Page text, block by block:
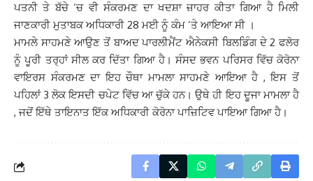
ਪਤਨੀ ਤੇ ਬੱਚੇ ‘ਚ ਵੀ ਸੰਕਰਮਣ ਦਾ ਖਦਸ਼ਾ ਜ਼ਾਹਰ ਕੀਤਾ ਗਿਆ ਹੈ ਮਿਲੀ
ਜਾਣਕਾਰੀ ਮੁਤਾਬਕ ਅਧਿਕਾਰੀ 28 ਮਈ ਨੂੰ ਕੰਮ ‘ਤੇ ਆਇਆ ਸੀ ।
ਮਾਮਲੇ ਸਾਹਮਣੇ ਆਉਣ ਤੋਂ ਬਾਅਦ ਪਾਰਲੀਮੈਂਟ ਐਨੇਕਸੀ ਬਿਲਡਿੰਗ ਦੇ 2 ਫਲੋਰ
ਨੂੰ ਪੂਰੀ ਤਰ੍ਹਾਂ ਸੀਲ ਕਰ ਦਿੱਤਾ ਗਿਆ ਹੈ। ਸੰਸਦ ਭਵਨ ਪਰਿਸਰ ਵਿੱਚ ਕੋਰੋਨਾ
ਵਾਇਰਸ ਸੰਕਰਮਣ ਦਾ ਇਹ ਚੌਥਾ ਮਾਮਲਾ ਸਾਹਮਣੇ ਆਇਆ ਹੈ , ਇਸ ਤੋਂ
ਪਹਿਲਾਂ 3 ਲੋਕ ਇਸਦੀ ਚਪੇਟ ਵਿੱਚ ਆ ਚੁੱਕੇ ਹਨ। ਉਥੇ ਹੀ ਇਹ ਦੂਜਾ ਮਾਮਲਾ ਹੈ
, ਜਦੋਂ ਇੱਥੇ ਤਾਇਨਾਤ ਇੱਕ ਅਧਿਕਾਰੀ ਕੋਰੋਨਾ ਪਾਜ਼ਿਟਿਵ ਪਾਇਆ ਗਿਆ ਹੈ।